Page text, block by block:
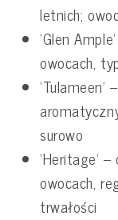
letnich;
‘Glen
owocach,
surowo
‘Heritage’
owocach,
trwałości